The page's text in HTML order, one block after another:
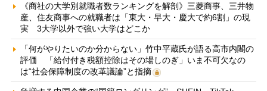
《商社の大学別就職者数ランキングを解剖》三菱商事、三井物
産、住友商事への就職者は「東大・早大・慶大で約6割」の現
実 3大学以外で強い大学はどこか
「何がやりたいのか分からない」竹中平蔵氏が語る高市内閣の
評価 「給付付き税額控除はその場しのぎ」いま不可欠なの
は“社会保障制度の改革議論”と指摘